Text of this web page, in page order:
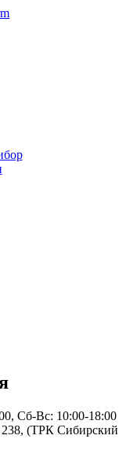
Сб-Вс: 10:00-18:00
(ТРК Сибирский